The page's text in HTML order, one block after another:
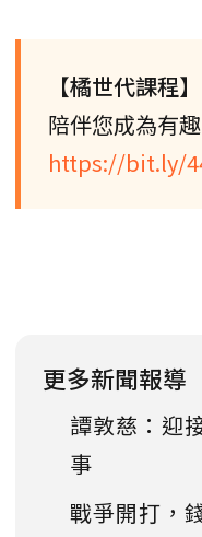
【橘世代課程】
陪伴您成為有
https://bit.ly/
更多新聞報導
譚敦慈：迎
事
戰爭開打，